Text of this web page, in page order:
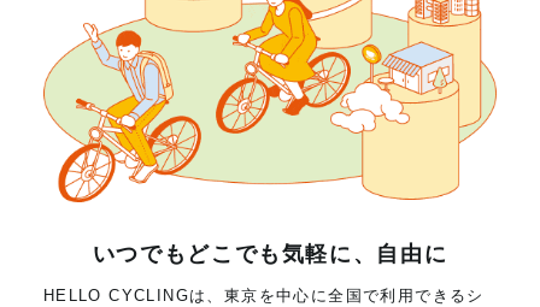
いつでもどこでも気軽に、自由に
HELLO CYCLINGは、東京を中心に全国で利用できるシ